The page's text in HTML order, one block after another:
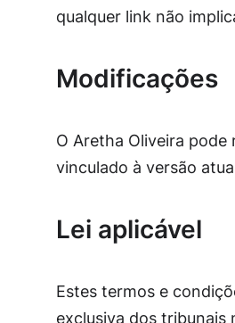
qualquer link não
Modificações
O Aretha Oliveira
vinculado à versão
Lei aplicável
Estes termos e
exclusiva dos tribunais